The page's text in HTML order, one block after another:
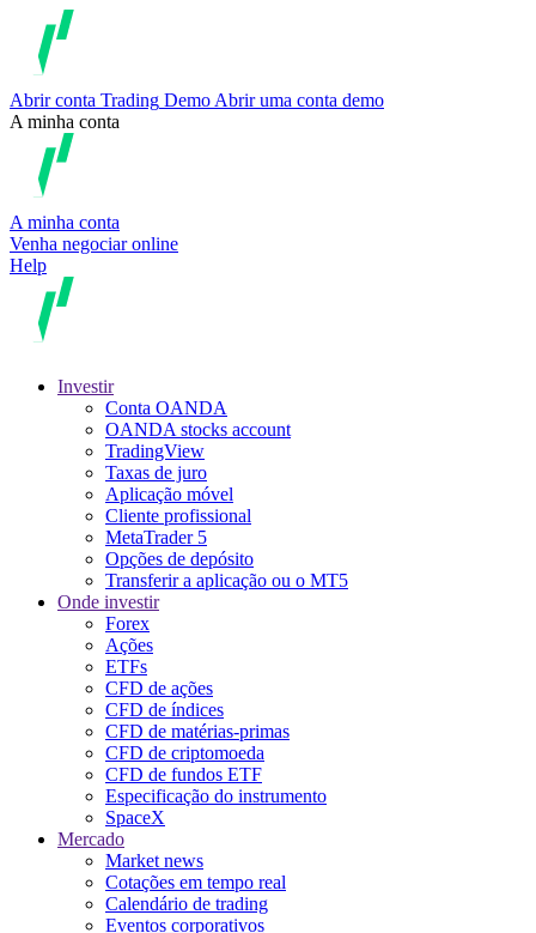
Abrir conta Trading Demo Abrir uma conta demo
A minha conta
A minha conta
Venha negociar online
Help
Investir
Conta OANDA
OANDA stocks account
TradingView
Taxas de juro
Aplicação móvel
Cliente profissional
MetaTrader 5
Opções de depósito
Transferir a aplicação ou o MT5
Onde investir
Forex
Ações
ETFs
CFD de ações
CFD de índices
CFD de matérias-primas
CFD de criptomoeda
CFD de fundos ETF
Especificação do instrumento
SpaceX
Mercado
Market news
Cotações em tempo real
Calendário de trading
Eventos corporativos